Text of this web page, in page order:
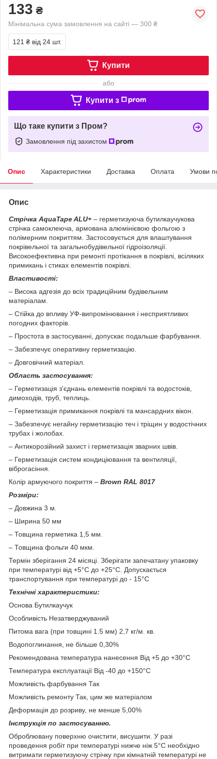
133 ₴
Мінімальна сума замовлення на сайті — 300 ₴
121 ₴ від 24 шт.
Купити
або
Купити з
Що таке купити з Пром?
Замовлення під захистом
Опис Характеристики Доставка Оплата Умови
Опис
Стрічка AquaTape ALU+ – герметизуюча бутилкаучукова
стрічка самоклеюча, армована алюмінієвою фольгою з
полімерним покриттям. Застосовується для влаштування
покрівельної та загальнобудівельної гідроізоляції.
Високоефективна при ремонті протікання в покрівлі, всіляких
примикань і стиках елементів покрівлі.
Властивості:
– Висока адгезія до всіх традиційним будівельним
матеріалам.
– Стійка до впливу УФ-випромінювання і несприятливих
погодних факторів.
– Простота в застосуванні, допускає подальше фарбування.
– Забезпечує оперативну герметизацію.
– Довговічний матеріал.
Область застосування:
– Герметизація з'єднань елементів покрівлі та водостоків,
димоходів, труб, теплиць.
– Герметизація примикання покрівлі та мансардних вікон.
– Забезпечує негайну герметизацію теч і тріщин у водостічних
трубах і жолобах.
– Антикорозійний захист і герметизація зварних швів.
– Герметизація систем кондиціювання та вентиляції,
віброгасіння
Колір армуючого покриття – Brown RAL 8017
Розміри:
– Довжина 3 м.
– Ширина 50 мм
– Товщина герметика 1,5 мм.
– Товщина фольги 40 мкм.
Термін зберігання 24 місяці. Зберігати запечатану упаковку
при температурі від +5°С до +25°С. Допускається
транспортування при температурі до - 15°С
Технічні характеристики:
Основа Бутилкаучук
Особливість Незатверджуваний
Питома вага (при товщині 1.5 мм) 2,7 кг/м. кв.
Водопоглинання, не більше 0,30%
Рекомендована температура нанесення Від +5 до +30°С
Температура експлуатації Від -40 до +150°С
Можливість фарбування Так
Можливість ремонту Так, цим же матеріалом
Деформація до розриву, не менше 5,00%
Інструкція по застосуванню.
Оброблювану поверхню очистити, висушити. У разі
проведення робіт при температурі нижче ніж 5°С необхідно
витримати герметизуючу стрічку при кімнатній температурі не